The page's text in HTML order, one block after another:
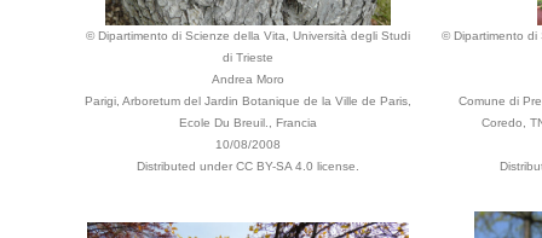
© Dipartimento di Scienze della Vita, Università degli Studi
di Trieste
Andrea Moro
Parigi, Arboretum del Jardin Botanique de la Ville de Paris,
Ecole Du Breuil., Francia
10/08/2008
Distributed under CC BY-SA 4.0 license.
© Dipartimento di
Comune di
Coredo,